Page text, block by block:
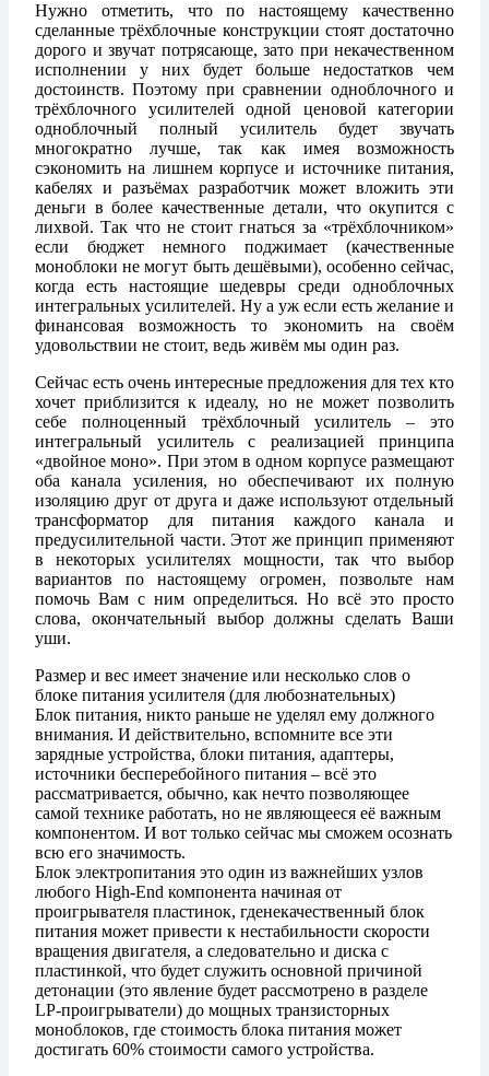
Нужно отметить, что по настоящему качественно
сделанные трёхблочные конструкции стоят достаточно
дорого и звучат потрясающе, зато при некачественном
исполнении у них будет больше недостатков чем
достоинств. Поэтому при сравнении одноблочного и
трёхблочного усилителей одной ценовой категории
одноблочный полный усилитель будет звучать
многократно лучше, так как имея возможность
сэкономить на лишнем корпусе и источнике питания,
кабелях и разъёмах разработчик может вложить эти
деньги в более качественные детали, что окупится с
лихвой. Так что не стоит гнаться за «трёхблочником»
если бюджет немного поджимает (качественные
моноблоки не могут быть дешёвыми), особенно сейчас,
когда есть настоящие шедевры среди одноблочных
интегральных усилителей. Ну а уж если есть желание и
финансовая возможность то экономить на своём
удовольствии не стоит, ведь живём мы один раз.
Сейчас есть очень интересные предложения для тех кто
хочет приблизится к идеалу, но не может позволить
себе полноценный трёхблочный усилитель – это
интегральный усилитель с реализацией принципа
«двойное моно». При этом в одном корпусе размещают
оба канала усиления, но обеспечивают их полную
изоляцию друг от друга и даже используют отдельный
трансформатор для питания каждого канала и
предусилительной части. Этот же принцип применяют
в некоторых усилителях мощности, так что выбор
вариантов по настоящему огромен, позвольте нам
помочь Вам с ним определиться. Но всё это просто
слова, окончательный выбор должны сделать Ваши
уши.
Размер и вес имеет значение или несколько слов о
блоке питания усилителя (для любознательных)
Блок питания, никто раньше не уделял ему должного
внимания. И действительно, вспомните все эти
зарядные устройства, блоки питания, адаптеры,
источники бесперебойного питания – всё это
рассматривается, обычно, как нечто позволяющее
самой технике работать, но не являющееся её важным
компонентом. И вот только сейчас мы сможем осознать
всю его значимость.
Блок электропитания это один из важнейших узлов
любого High-End компонента начиная от
проигрывателя пластинок, гденекачественный блок
питания может привести к нестабильности скорости
вращения двигателя, а следовательно и диска с
пластинкой, что будет служить основной причиной
детонации (это явление будет рассмотрено в разделе
LP-проигрыватели) до мощных транзисторных
моноблоков, где стоимость блока питания может
достигать 60% стоимости самого устройства.